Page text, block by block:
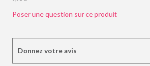
Poser une question sur ce produit
Donnez votre avis